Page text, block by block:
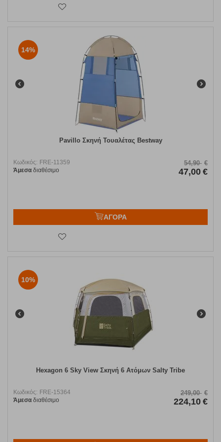
14%
Pavillo Σκηνή Τουαλέτας Bestway
Κωδικός: FRE-11359
Άμεσα διαθέσιμο
54,90 €
47,00 €
ΑΓΟΡΑ
10%
Hexagon 6 Sky View Σκηνή 6 Ατόμων Salty Tribe
Κωδικός: FRE-15364
Άμεσα διαθέσιμο
249,00 €
224,10 €